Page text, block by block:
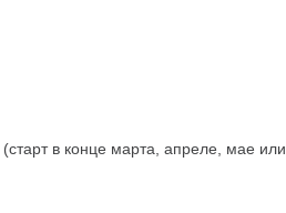
(старт в конце марта, апреле, мае или